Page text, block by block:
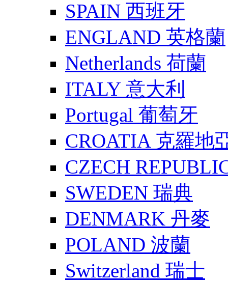
SPAIN 西班牙
ENGLAND 英格蘭
Netherlands 荷蘭
ITALY 意大利
Portugal 葡萄牙
CROATIA 克羅地
CZECH
SWEDEN 瑞典
DENMARK 丹麥
POLAND 波蘭
Switzerland 瑞士